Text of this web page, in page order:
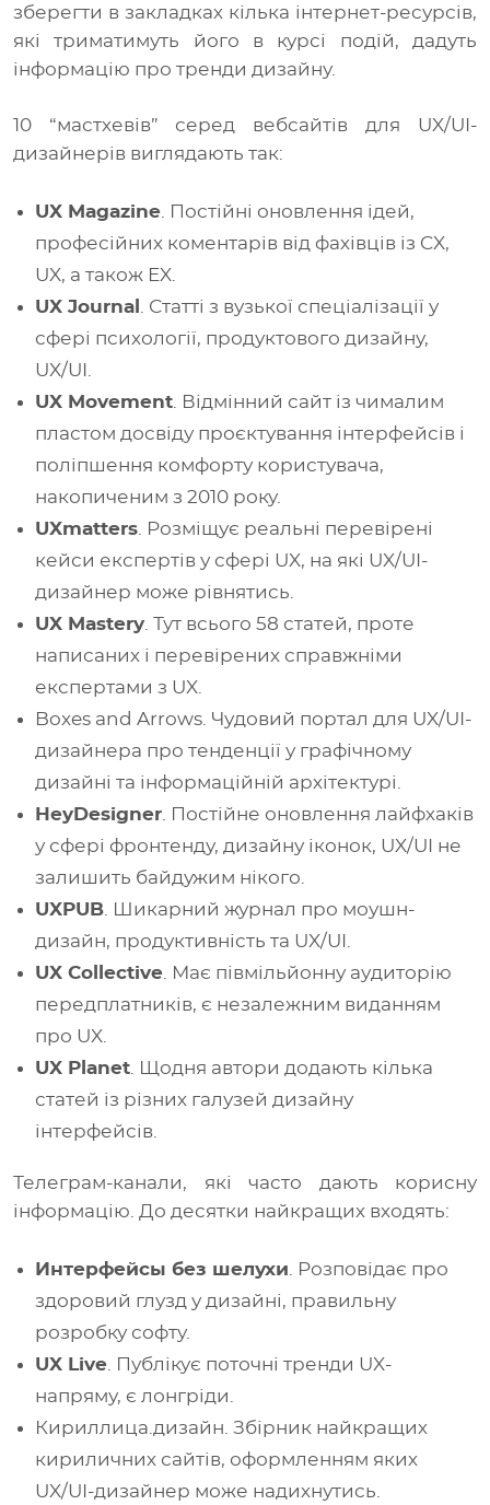
зберегти в закладках кілька інтернет-ресурсів,
які триматимуть його в курсі подій, дадуть
інформацію про тренди дизайну.
10 “мастхевів” серед вебсайтів для UX/UI-
дизайнерів виглядають так:
UX Magazine. Постійні оновлення ідей,
професійних коментарів від фахівців із CX,
UX, а також EX.
UX Journal . Статті з вузької спеціалізації у
сфері психології, продуктового дизайну,
UX/UI.
UX Movement. Відмінний сайт із чималим
пластом досвіду проєктування інтерфейсів і
поліпшення комфорту користувача,
накопиченим з 2010 року.
UXmatters. Розміщує реальні перевірені
кейси експертів у сфері UX, на які UX/UI-
дизайнер може рівнятись.
UX Mastery. Тут всього 58 статей, проте
написаних і перевірених справжніми
експертами з UX.
Boxes and Arrows. Чудовий портал для UX/UI-
дизайнера про тенденції у графічному
дизайні та інформаційній архітектурі.
HeyDesigner. Постійне оновлення лайфхаків
у сфері фронтенду, дизайну іконок, UX/UI не
залишить байдужим нікого.
UXPUB. Шикарний журнал про моушн-
дизайн, продуктивність та UX/UI.
UX Collective. Має півмільйонну аудиторію
передплатників, є незалежним виданням
про UX.
UX Planet. Щодня автори додають кілька
статей із різних галузей дизайну
інтерфейсів.
Телеграм-канали, які часто дають корисну
інформацію. До десятки найкращих входять:
Интерфейсы без шелухи. Розповідає про
здоровий глузд у дизайні, правильну
розробку софту.
UX Live. Публікує поточні тренди UX-
напряму, є лонгріди.
Кириллица.дизайн. Збірник найкращих
кириличних сайтів, оформленням яких
UX/UI-дизайнер може надихнутись.